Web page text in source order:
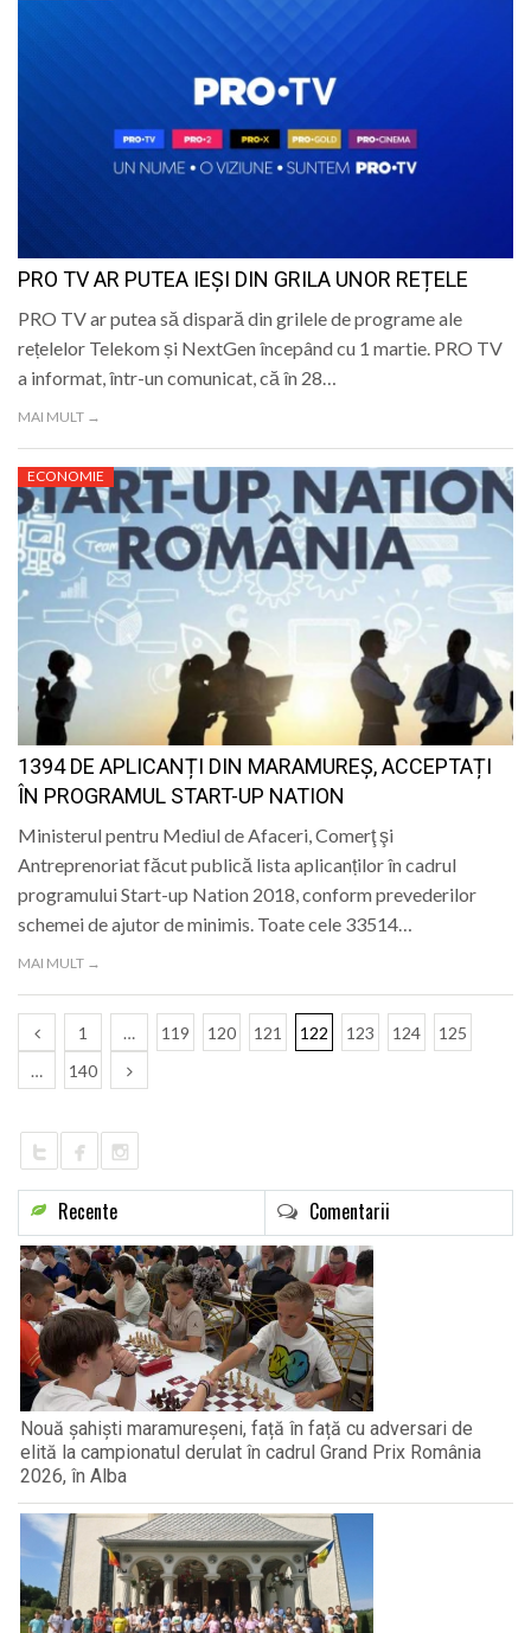
PRO TV AR PUTEA IEȘI DIN GRILA UNOR REȚELE
PRO TV ar putea să dispară din grilele de programe ale
rețelelor Telekom și NextGen începând cu 1 martie. PRO TV
a informat, într-un comunicat, că în 28…
MAI MULT →
ECONOMIE
1394 DE APLICANȚI DIN MARAMUREȘ, ACCEPTAȚI
ÎN PROGRAMUL START-UP NATION
Ministerul pentru Mediul de Afaceri, Comerţ şi
Antreprenoriat făcut publică lista aplicanților în cadrul
programului Start-up Nation 2018, conform prevederilor
schemei de ajutor de minimis. Toate cele 33514…
MAI MULT →
1 … 119 120 121 122 123 124
125
…
140
Recente Comentarii
Nouă șahiști maramureșeni, față în față cu adversari de
elită la campionatul derulat în cadrul Grand Prix România
2026, în Alba